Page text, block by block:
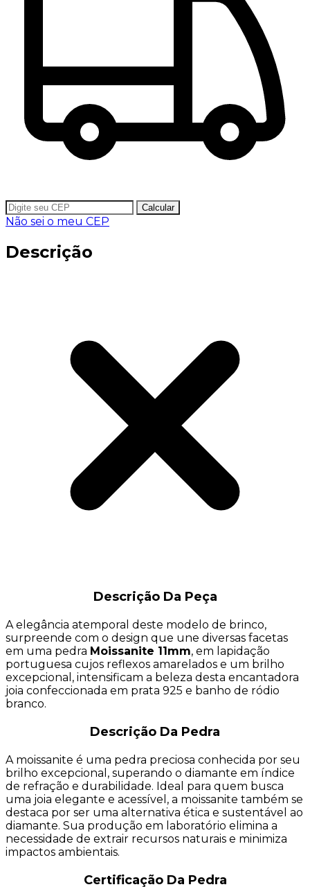
Calcular
Não sei o meu CEP
Descrição
Descrição Da Peça
A elegância atemporal deste modelo de brinco,
surpreende com o design que une diversas facetas
em uma pedra Moissanite 11mm, em lapidação
portuguesa cujos reflexos amarelados e um brilho
excepcional, intensificam a beleza desta encantadora
joia confeccionada em prata 925 e banho de ródio
branco.
Descrição Da Pedra
A moissanite é uma pedra preciosa conhecida por seu
brilho excepcional, superando o diamante em índice
de refração e durabilidade. Ideal para quem busca
uma joia elegante e acessível, a moissanite também se
destaca por ser uma alternativa ética e sustentável ao
diamante. Sua produção em laboratório elimina a
necessidade de extrair recursos naturais e minimiza
impactos ambientais.
Certificação Da Pedra